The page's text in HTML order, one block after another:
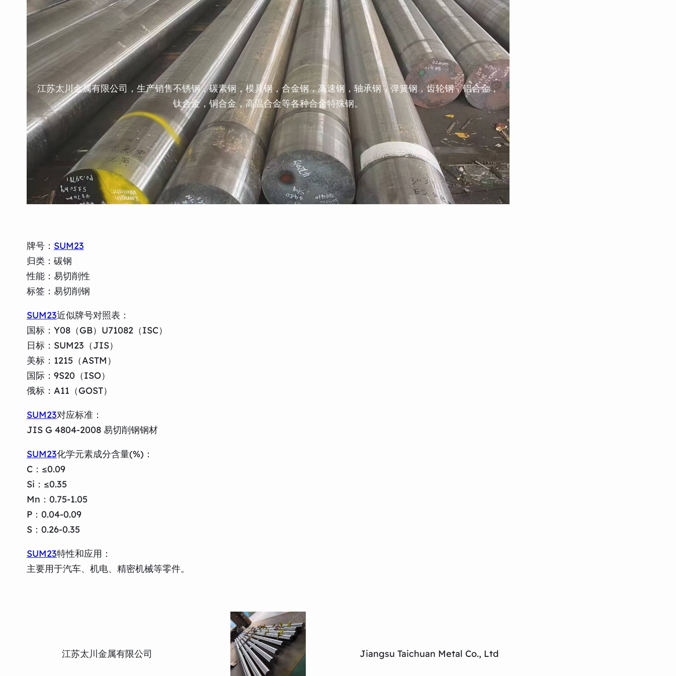
江苏太川金属有限公司，生产销售不锈钢，碳素钢，模具钢，合金钢，高速钢，轴承钢，弹簧钢，齿轮钢，铝合金，
钛合金，铜合金，高温合金等各种合金特殊钢。
牌号： SUM23
归类：碳钢
性能：易切削性
标签：易切削钢
SUM23近似牌号对照表：
国标：Y08（GB）U71082（ISC）
日标：SUM23（JIS）
美标：1215（ASTM）
国际：9S20（ISO）
俄标：A11（GOST）
SUM23对应标准：
JIS G 4804-2008 易切削钢钢材
SUM23化学元素成分含量(%)：
C：≤0.09
Si：≤0.35
Mn：0.75-1.05
P：0.04-0.09
S：0.26-0.35
SUM23特性和应用：
主要用于汽车、机电、精密机械等零件。
江苏太川金属有限公司 Jiangsu Taichuan Metal Co., Ltd